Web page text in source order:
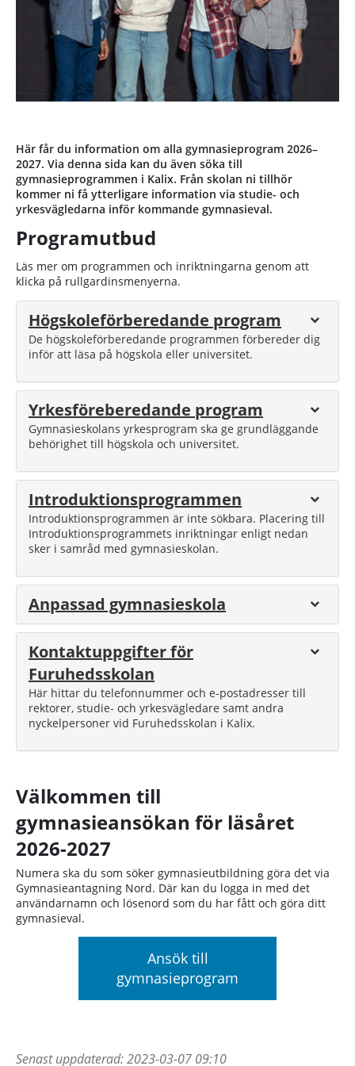
Här får du information om alla gymnasieprogram 2026–
2027. Via denna sida kan du även söka till
gymnasieprogrammen i Kalix. Från skolan ni tillhör
kommer ni få ytterligare information via studie- och
yrkesvägledarna inför kommande gymnasieval.
Programutbud
Läs mer om programmen och inriktningarna genom att
klicka på rullgardinsmenyerna.
Högskoleförberedande program
De högskoleförberedande programmen förbereder dig
inför att läsa på högskola eller universitet.
Yrkesföreberedande program
Gymnasieskolans yrkesprogram ska ge grundläggande
behörighet till högskola och universitet.
Introduktionsprogrammen
Introduktionsprogrammen är inte sökbara. Placering till
Introduktionsprogrammets inriktningar enligt nedan
sker i samråd med gymnasieskolan.
Anpassad gymnasieskola
Kontaktuppgifter för
Furuhedsskolan
Här hittar du telefonnummer och e-postadresser till
rektorer, studie- och yrkesvägledare samt andra
nyckelpersoner vid Furuhedsskolan i Kalix.
Välkommen till
gymnasieansökan för läsåret
2026-2027
Numera ska du som söker gymnasieutbildning göra det via
Gymnasieantagning Nord. Där kan du logga in med det
användarnamn och lösenord som du har fått och göra ditt
gymnasieval.
Ansök till
gymnasieprogram
Senast uppdaterad:2023-03-07 09:10